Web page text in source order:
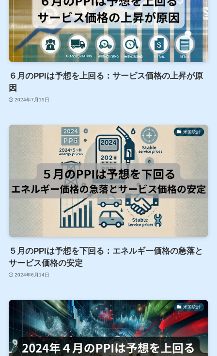
６月のPPIは予想を上回る：サービス価格の上昇が原
因
2024年7月15日
米国統計
５月のPPIは予想を下回る：エネルギー価格の急落と
サービス価格の安定
2024年6月14日
米国統計